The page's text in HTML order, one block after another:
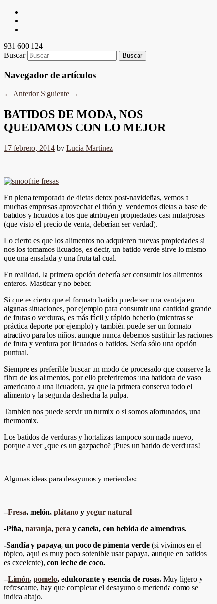
931 600 124
Buscar
Navegador de artículos
← Anterior Siguiente →
BATIDOS DE MODA, NOS
QUEDAMOS CON LO MEJOR
17 febrero, 2014 by Lucía Martínez
En plena temporada de dietas detox post-navideñas, vemos a
muchas empresas aprovechar el tirón y vendernos dietas a base de
batidos y licuados a los que atribuyen propiedades casi milagrosas
(que visto el precio de venta, deberían ser verdad).
Lo cierto es que los alimentos no adquieren nuevas propiedades si
nos los tomamos licuados, es decir, un batido verde sirve lo mismo
que una ensalada y una fruta tal cual.
En realidad, la primera opción debería ser consumir los alimentos
enteros. Masticar y no beber.
Si que es cierto que el formato batido puede ser una ventaja en
algunas situaciones, por ejemplo para consumir una cantidad grande
de frutas o verduras, es más fácil y rápido beberlo (mientras se
práctica deporte por ejemplo) y también puede ser un formato
atractivo para los niños, aunque nunca debemos sustituir las raciones
de fruta y verdura por licuados o batidos. Sería sólo una opción
puntual.
Siempre es preferible buscar un modo de procesado que conserve la
fibra de los alimentos, por ello preferiremos una batidora de vaso
americano a una licuadora, ya que la primera conserva todo el
alimento y la segunda deshecha la pulpa.
También nos puede servir un turmix o si somos afortunados, una
thermomix.
Los batidos de verduras y hortalizas tampoco son nada nuevo,
porque a ver ¿que es un gazpacho? ¡Pues un batido de verduras!
Algunas ideas para desayunos y meriendas:
–Fresa, melón, plátano y yogur natural
-Piña, naranja, pera y canela, con bebida de almendras.
-Sandía y papaya, un poco de pimenta verde (si vivimos en el
tópico, aquí es muy poco sotenible usar papaya, aunque en batidos
es excelente), con leche de coco.
–Limón, pomelo, edulcorante y esencia de rosas. Muy ligero y
refrescante, hay que completar el desayuno o merienda como se
indica abajo.